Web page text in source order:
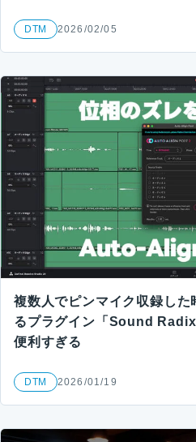
DTM 2026/02/05
複数人でピンマイク収録した
るプラグイン「Sound
便利すぎる
DTM 2026/01/19